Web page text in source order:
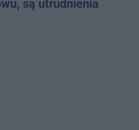
są utrudnienia